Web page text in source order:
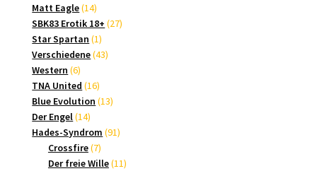
Matt Eagle 1414
Produkte
SBK83 Erotik 18+ 2727
Star Spartan 11
Produkt
Verschiedene 4343
Western 66
Produkte
TNA United 1616
Produkte
Blue Evolution 1313
Der Engel 1414
Produkte
Hades-Syndrom 9191
Crossfire 77
Produkte
Der freie Wille 1111